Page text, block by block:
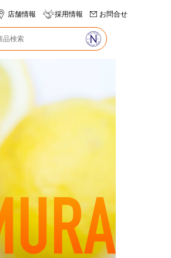
店舗情報 採用情報 お問合せ